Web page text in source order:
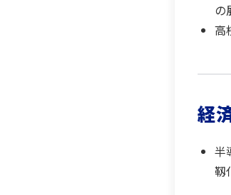
の
高
経
半
靱